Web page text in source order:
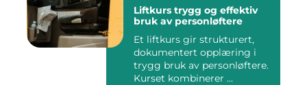
Liftkurs trygg og effektiv
bruk av personløftere
Et liftkurs gir strukturert,
dokumentert opplæring i
trygg bruk av personløftere.
Kurset kombinerer ...